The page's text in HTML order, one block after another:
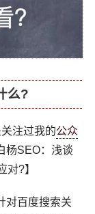
么?
注过我的公众
杨SEO：浅谈
对?】
对百度搜索关